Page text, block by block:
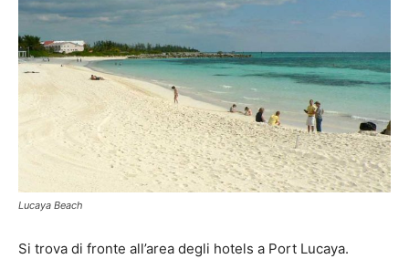
Lucaya Beach
Si trova di fronte all’area degli hotels a Port Lucaya.